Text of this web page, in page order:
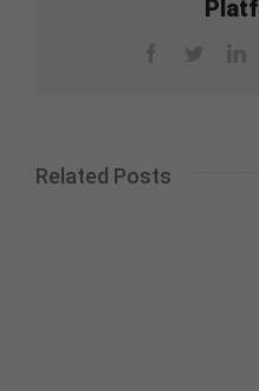
Related Posts